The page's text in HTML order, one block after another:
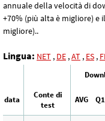
annuale della velocità di
+70% (più alta è migliore) e
migliore)..
Lingua: NET , DE ,AT , ES ,
data
Conte di
test
AVG Q1